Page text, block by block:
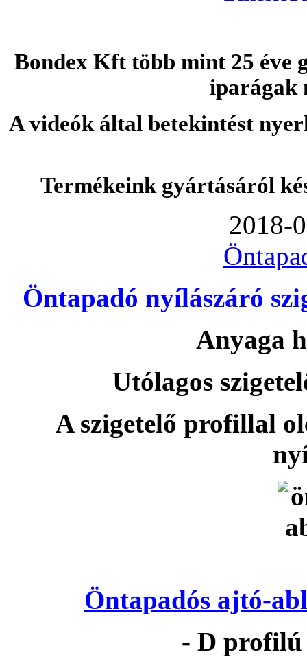
Bondex Kft több mint 25 éve
iparágak
A videók által betekintést
Termékeink gyártásáról
2018-
Öntapadó nyílászáró
Anyaga
Utólagos
A szigetelő profillal
Öntapadós ajtó-
- D profilú